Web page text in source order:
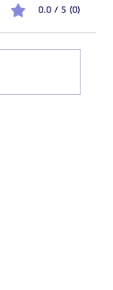
Kim
0.0 / 5 (0)